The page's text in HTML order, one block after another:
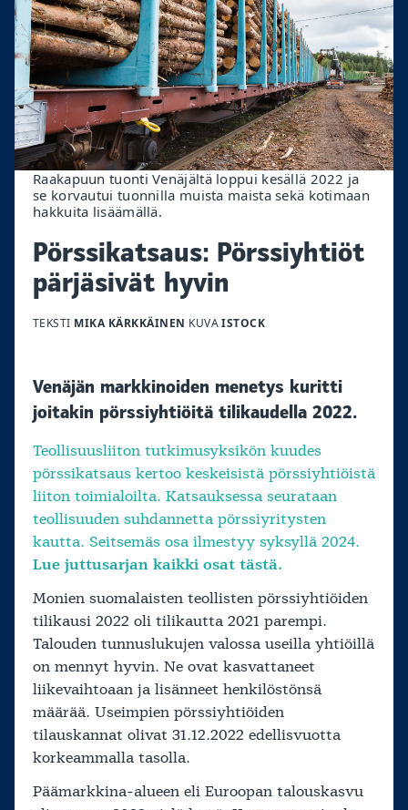
Raakapuun tuonti Venäjältä loppui kesällä 2022 ja
se korvautui tuonnilla muista maista sekä kotimaan
hakkuita lisäämällä.
Pörssikatsaus: Pörssiyhtiöt
pärjäsivät hyvin
TEKSTI MIKA KÄRKKÄINEN KUVAISTOCK
Venäjän markkinoiden menetys kuritti
joitakin pörssiyhtiöitä tilikaudella 2022.
Teollisuusliiton tutkimusyksikön kuudes
pörssikatsaus kertoo keskeisistä pörssiyhtiöistä
liiton toimialoilta. Katsauksessa seurataan
teollisuuden suhdannetta pörssiyritysten
kautta. Seitsemäs osa ilmestyy syksyllä 2024.
Lue juttusarjan kaikki osat tästä.
Monien suomalaisten teollisten pörssiyhtiöiden
tilikausi 2022 oli tilikautta 2021 parempi.
Talouden tunnuslukujen valossa useilla yhtiöillä
on mennyt hyvin. Ne ovat kasvattaneet
liikevaihtoaan ja lisänneet henkilöstönsä
määrää. Useimpien pörssiyhtiöiden
tilauskannat olivat 31.12.2022 edellisvuotta
korkeammalla tasolla.
Päämarkkina-alueen eli Euroopan talouskasvu